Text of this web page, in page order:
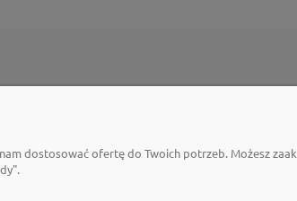
realizacji zamówienia
Jak założyć
dostosować ofertę do Twoich potrzeb. Możesz